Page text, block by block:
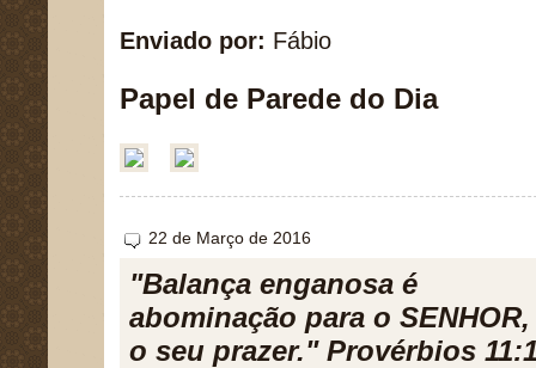
Enviado por: Fábio
Papel de Parede do Dia
22 de Março de 2016
"Balança enganosa é
abominação para o
o seu prazer." Provérbios